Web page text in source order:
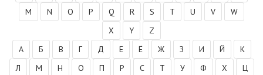
M
N O P Q R S T U V
W
X
Y
Z
А
Б В Г Д Е Ё Ж З И Й
К
Л
М Н О П Р С Т У Ф Х
Ц